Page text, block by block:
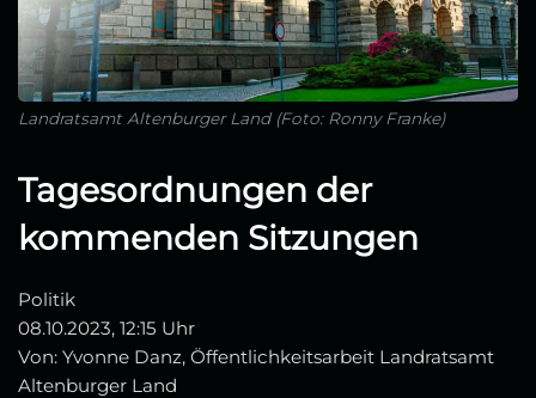
Landratsamt Altenburger Land (Foto: Ronny Franke)
Tagesordnungen der
kommenden Sitzungen
Politik
08.10.2023, 12:15 Uhr
Von: Yvonne Danz, Öffentlichkeitsarbeit Landratsamt
Altenburger Land